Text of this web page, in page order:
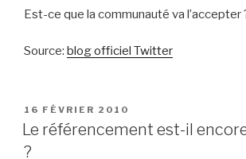
Est-ce que la communauté va l’accepter
Source: blog officiel Twitter
PUBLIÉ
LE
16 FÉVRIER 2010
Le référencement est-il
?